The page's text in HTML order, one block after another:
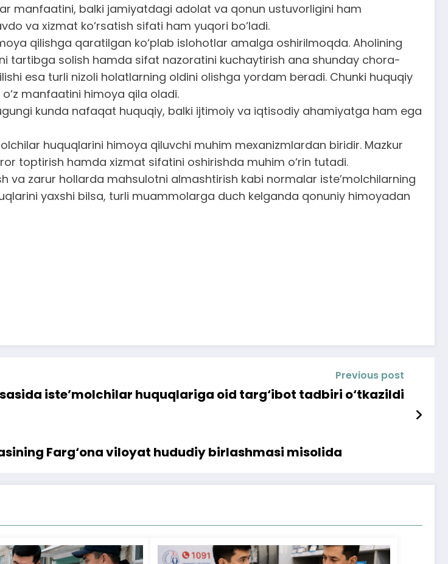
manfaatini, balki jamiyatdagi adolat va qonun ustuvorligini ham
va xizmat ko‘rsatish sifati ham yuqori bo‘ladi.
qilishga qaratilgan ko‘plab islohotlar amalga oshirilmoqda. Aholining
tartibga solish hamda sifat nazoratini kuchaytirish ana shunday chora-
esa turli nizoli holatlarning oldini olishga yordam beradi. Chunki huquqiy
manfaatini himoya qila oladi.
kunda nafaqat huquqiy, balki ijtimoiy va iqtisodiy ahamiyatga ham ega
huquqlarini himoya qiluvchi muhim mexanizmlardan biridir. Mazkur
toptirish hamda xizmat sifatini oshirishda muhim o‘rin tutadi.
va zarur hollarda mahsulotni almashtirish kabi normalar iste’molchilarning
yaxshi bilsa, turli muammolarga duch kelganda qonuniy himoyadan
Previous post
iste’molchilar huquqlariga oid targ‘ibot tadbiri o‘tkazildi
Farg‘ona viloyat hududiy birlashmasi misolida